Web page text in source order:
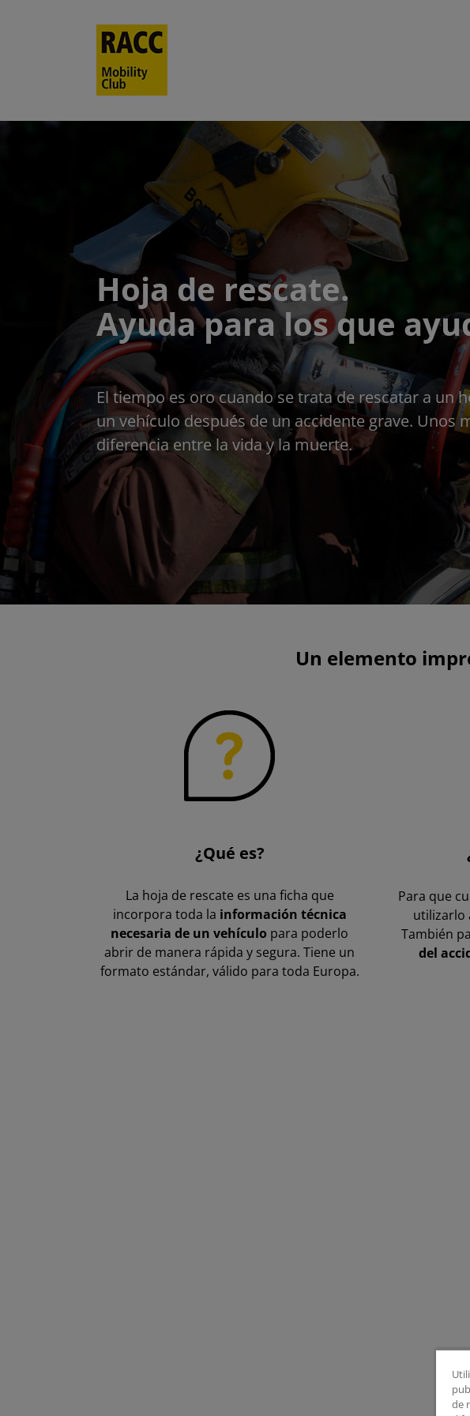
Hoja de rescate.
Ayuda para los que
El tiempo es oro cuando se trata de rescatar a un
un vehículo después de un accidente grave. Unos
diferencia entre la vida y la muerte.
Un elemento
¿Qué es?
La hoja de rescate es una ficha que
incorpora toda la información técnica
necesaria de un vehículo para poderlo
abrir de manera rápida y segura. Tiene un
formato estándar, válido para toda Europa.
Para que
utilizarlo
También
del
de